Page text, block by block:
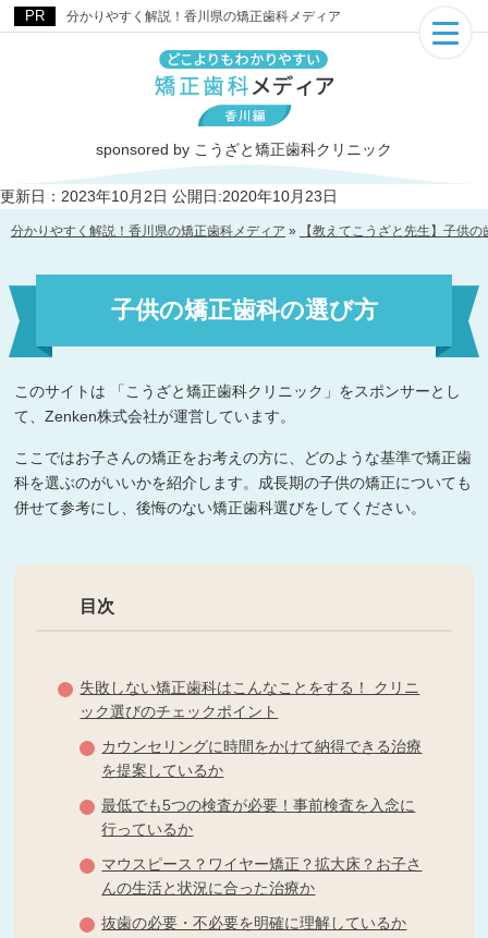
分かりやすく解説！香川県の矯正歯科メディア
sponsored by こうざと矯正歯科クリニック
更新日：2023年10月2日 公開日:2020年10月23日
分かりやすく解説！香川県の矯正歯科メディア » 【教えてこうざと先生】子供
子供の矯正歯科の選び方
このサイトは 「こうざと矯正歯科クリニック」をスポンサーとし
て、Zenken株式会社が運営しています。
ここではお子さんの矯正をお考えの方に、どのような基準で矯正歯
科を選ぶのがいいかを紹介します。成長期の子供の矯正についても
併せて参考にし、後悔のない矯正歯科選びをしてください。
目次
失敗しない矯正歯科はこんなことをする！ クリニ
ック選びのチェックポイント
カウンセリングに時間をかけて納得できる治療
を提案しているか
最低でも5つの検査が必要！事前検査を入念に
行っているか
マウスピース？ワイヤー矯正？拡大床？お子さ
んの生活と状況に合った治療か
抜歯の必要・不必要を明確に理解しているか